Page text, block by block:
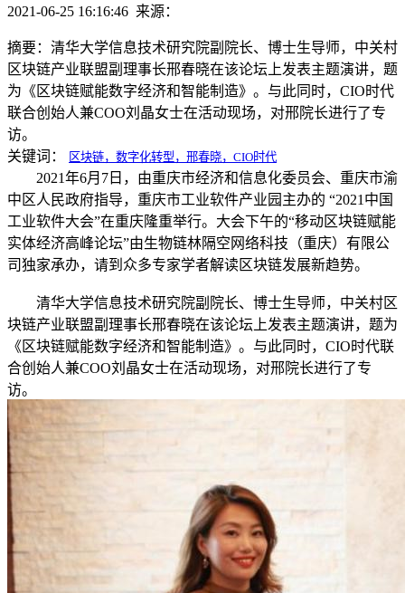
2021-06-25 16:16:46 来源：
摘要： 清华大学信息技术研究院副院长、博士生导师，中关村
区块链产业联盟副理事长邢春晓在该论坛上发表主题演讲，题
为《区块链赋能数字经济和智能制造》。与此同时，CIO时代
联合创始人兼COO刘晶女士在活动现场，对邢院长进行了专
访。
关键词：
区块链，数字化转型，邢春晓，CIO时代
2021年6月7日，由重庆市经济和信息化委员会、重庆市渝
中区人民政府指导，重庆市工业软件产业园主办的 “2021中国
工业软件大会”在重庆隆重举行。大会下午的“移动区块链赋能
实体经济高峰论坛”由生物链林隔空网络科技（重庆）有限公
司独家承办，请到众多专家学者解读区块链发展新趋势。
清华大学信息技术研究院副院长、博士生导师，中关村区
块链产业联盟副理事长邢春晓在该论坛上发表主题演讲，题为
《区块链赋能数字经济和智能制造》。与此同时，CIO时代联
合创始人兼COO刘晶女士在活动现场，对邢院长进行了专
访。